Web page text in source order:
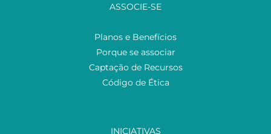
ASSOCIE-SE
Planos e Benefícios
Porque se associar
Captação de Recursos
Código de Ética
INICIATIVAS